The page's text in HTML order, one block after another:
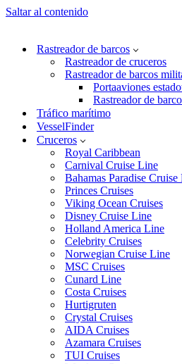
Saltar al contenido
Rastreador de barcos
Rastreador de cruceros
Rastreador de barcos
Portaaviones
Rastreador de
Tráfico marítimo
VesselFinder
Cruceros
Royal Caribbean
Carnival Cruise Line
Bahamas Paradise Cruise
Princes Cruises
Viking Ocean Cruises
Disney Cruise Line
Holland America Line
Celebrity Cruises
Norwegian Cruise Line
MSC Cruises
Cunard Line
Costa Cruises
Hurtigruten
Crystal Cruises
AIDA Cruises
Azamara Cruises
TUI Cruises